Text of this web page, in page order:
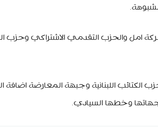
امل والحزب التقدمي الاشتراكي وحزب
الكتائب اللبنانية وجبهة المعارضة
وخطها السيادي.